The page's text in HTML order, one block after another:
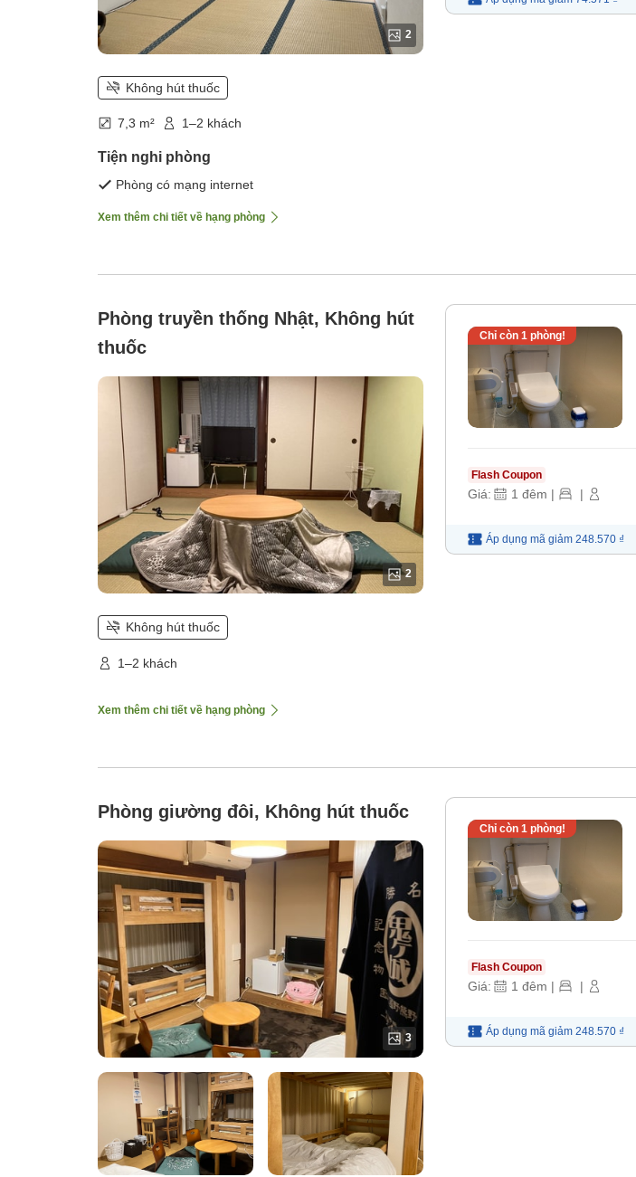
2
Không hút thuốc
7,3 m² 1–2 khách
Tiện nghi phòng
Phòng có mạng internet
Xem thêm chi tiết về hạng phòng
Phòng truyền thống Nhật, Không hút
thuốc
2
Không hút thuốc
1–2 khách
Xem thêm chi tiết về hạng phòng
Chỉ còn 1phòng!
Flash Coupon
Giá: 1 đêm | |
Áp dụng mã giảm 248.570 ₫
Phòng giường đôi, Không hút thuốc
3
Chỉ còn 1 phòng!
Flash Coupon
Giá: 1 đêm | |
Áp dụng mã giảm 248.570 ₫